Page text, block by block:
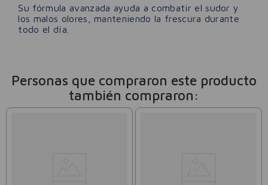
Su fórmula avanzada ayuda a combatir el sudor y
los malos olores, manteniendo la frescura durante
todo el día.
Personas que compraron este producto
también compraron: